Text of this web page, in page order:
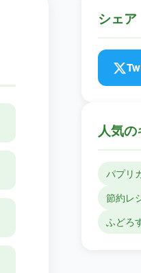
シェア
人気
パプリ
節約レ
ふどろ